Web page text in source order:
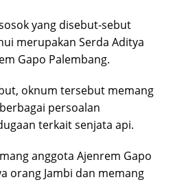
yang disebut-sebut
merupakan Serda Aditya
Gapo Palembang.
oknum tersebut memang
persoalan
terkait senjata api.
anggota Ajenrem Gapo
orang Jambi dan memang